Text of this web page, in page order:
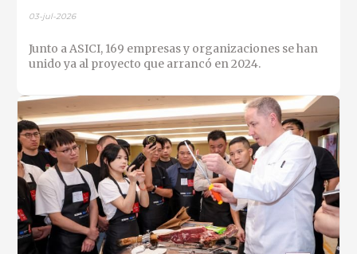
03-jul-2026
Junto a ASICI, 169 empresas y organizaciones se han
unido ya al proyecto que arrancó en 2024.